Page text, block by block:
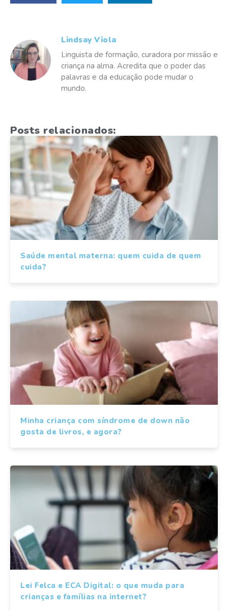
Lindsay Viola
Linguista de formação, curadora por missão e
criança na alma. Acredita que o poder das
palavras e da educação pode mudar o
mundo.
Posts relacionados:
Saúde mental materna: quem cuida de quem
cuida?
Minha criança com síndrome de down não
gosta de livros, e agora?
Lei Felca e ECA Digital: o que muda para
crianças e famílias na internet?